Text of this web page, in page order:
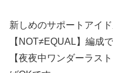
新しめのサポートアイ
【NOT≠EQUAL】編成
【夜夜中ワンダーラス